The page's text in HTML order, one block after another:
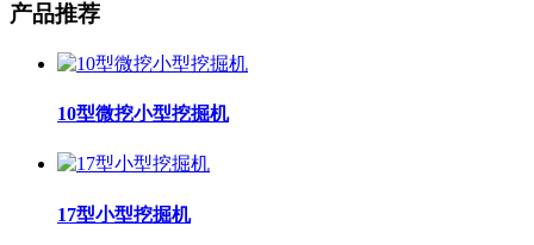
产品推荐
10型微挖小型挖掘机
17型小型挖掘机